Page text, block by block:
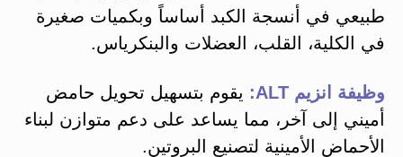
طبيعي في أنسجة الكبد أساساً وبكميات صغيرة
في الكلية، القلب، العضلات والبنكرياس.
وظيفة انزيم ALT:
يقوم بتسهيل تحويل حامض
أميني إلى آخر، مما يساعد على دعم متوازن لبناء
الأحماض الأمينية لتصنيع البروتين.